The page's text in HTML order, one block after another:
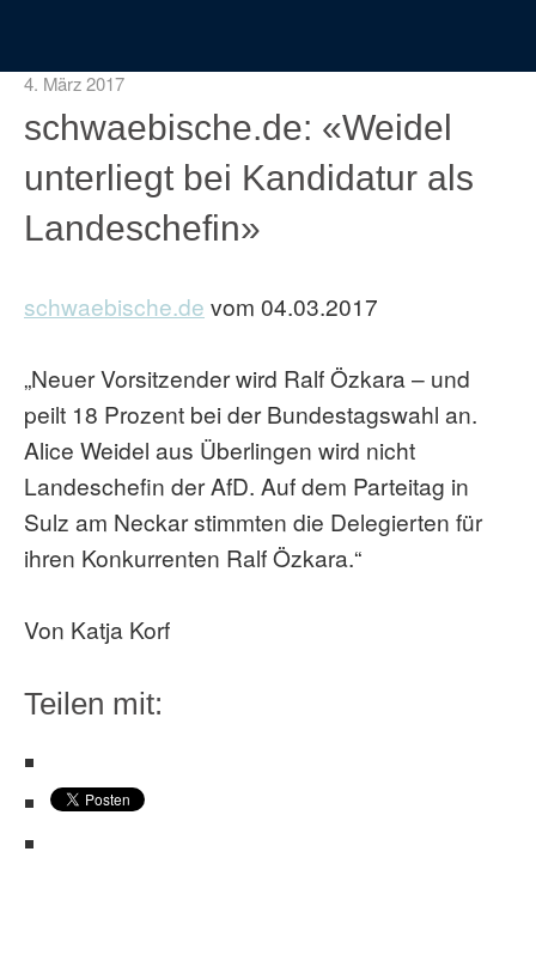
4. März 2017
schwaebische.de: «Weidel
unterliegt bei Kandidatur als
Landeschefin»
schwaebische.de vom 04.03.2017
„Neuer Vorsitzender wird Ralf Özkara – und
peilt 18 Prozent bei der Bundestagswahl an.
Alice Weidel aus Überlingen wird nicht
Landeschefin der AfD. Auf dem Parteitag in
Sulz am Neckar stimmten die Delegierten für
ihren Konkurrenten Ralf Özkara.“
Von Katja Korf
Teilen mit: